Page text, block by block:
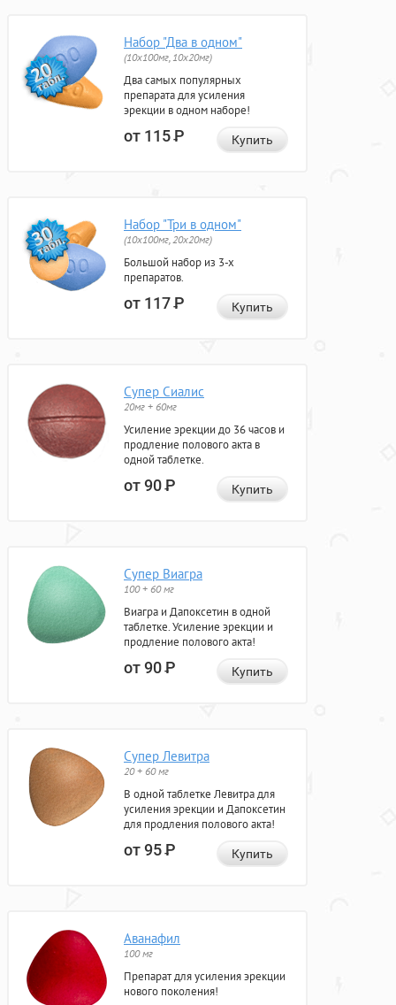
Набор "Два в одном"
(10x100мг, 10x20мг)
Два самых популярных
препарата для усиления
эрекции в одном наборе!
от 115Р Купить
Набор "Три в одном"
(10x100мг, 20x20мг)
Большой набор из 3-х
препаратов.
от 117Р Купить
Супер Сиалис
20мг + 60мг
Усиление эрекции до 36 часов и
продление полового акта в
одной таблетке.
от 90Р Купить
Супер Виагра
100 + 60 мг
Виагра и Дапоксетин в одной
таблетке. Усиление эрекции и
продление полового акта!
от 90Р Купить
Супер Левитра
20 + 60 мг
В одной таблетке Левитра для
усиления эрекции и Дапоксетин
для продления полового акта!
от 95Р Купить
Аванафил
100 мг
Препарат для усиления эрекции
нового поколения!